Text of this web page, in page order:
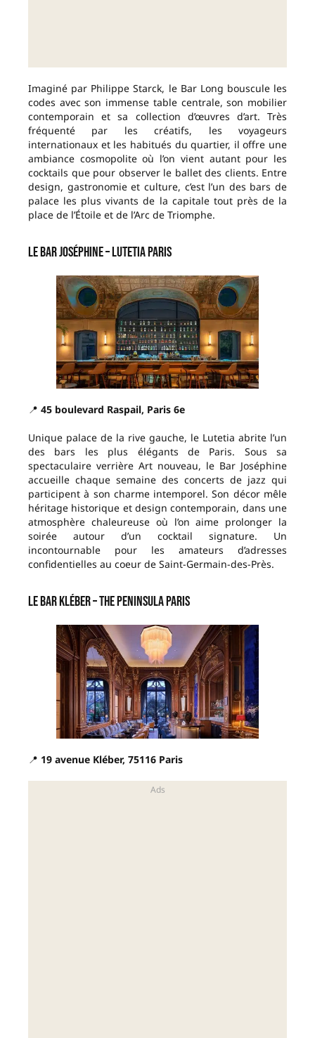
Imaginé par Philippe Starck, le Bar Long bouscule les
codes avec son immense table centrale, son mobilier
contemporain et sa collection d’œuvres d’art. Très
fréquenté par les créatifs, les voyageurs
internationaux et les habitués du quartier, il offre une
ambiance cosmopolite où l’on vient autant pour les
cocktails que pour observer le ballet des clients. Entre
design, gastronomie et culture, c’est l’un des bars de
palace les plus vivants de la capitale tout près de la
place de l’Étoile et de l’Arc de Triomphe.
Le Bar Joséphine – Lutetia Paris
📍 45 boulevard Raspail, Paris 6e
Unique palace de la rive gauche, le Lutetia abrite l’un
des bars les plus élégants de Paris. Sous sa
spectaculaire verrière Art nouveau, le Bar Joséphine
accueille chaque semaine des concerts de jazz qui
participent à son charme intemporel. Son décor mêle
héritage historique et design contemporain, dans une
atmosphère chaleureuse où l’on aime prolonger la
soirée autour d’un cocktail signature. Un
incontournable pour les amateurs d’adresses
confidentielles au coeur de Saint-Germain-des-Près.
Le Bar Kléber – The Peninsula Paris
📍 19 avenue Kléber, 75116 Paris